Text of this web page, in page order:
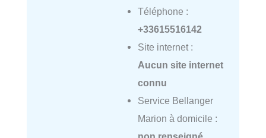
Téléphone :
+33615516142
Site internet :
Aucun site internet
connu
Service Bellanger
Marion à domicile :